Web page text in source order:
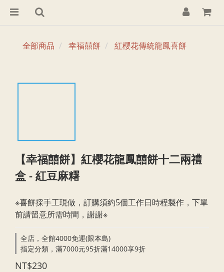
全部商品 幸福囍餅 紅櫻花傳統龍鳳喜餅
【幸福囍餅】紅櫻花龍鳳囍餅十二兩禮
盒 - 紅豆麻糬
※喜餅採手工現做，訂購須約5個工作日時程製作，下單
前請留意所需時間，謝謝※
全店，全館4000免運(限本島)
指定分類，滿7000元95折滿14000享9折
NT$230